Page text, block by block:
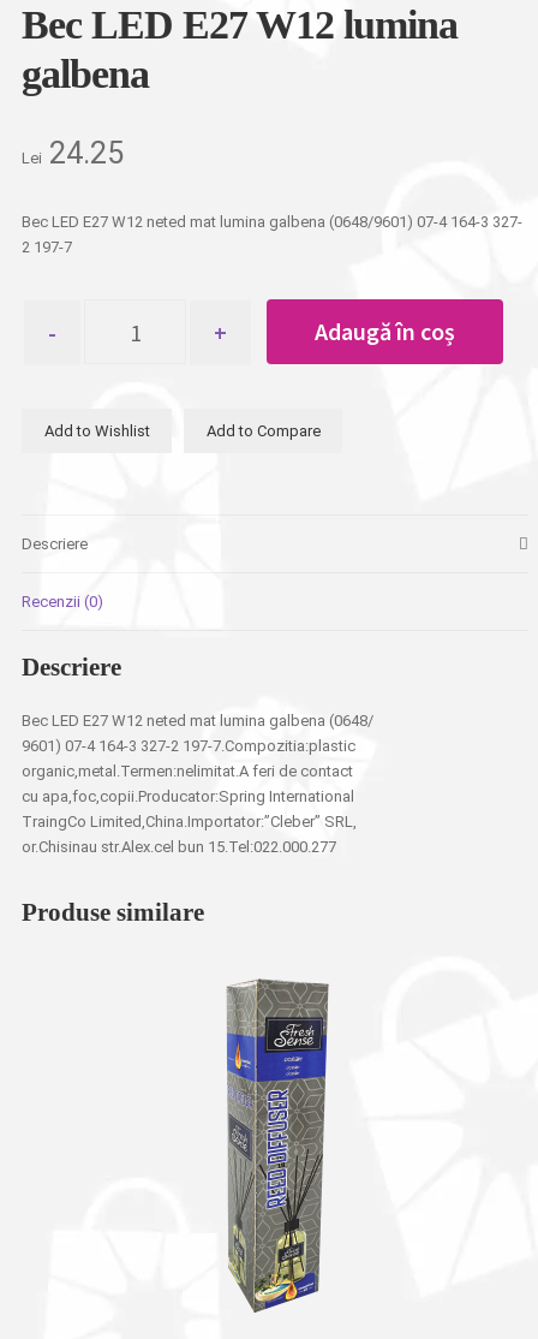
Bec LED E27 W12 lumina
galbena
Lei 24.25
Bec LED E27 W12 neted mat lumina galbena (0648/9601) 07-4 164-3 327-
2 197-7
lumina
Adaugă în coș
Add to Wishlist Add to Compare
Descriere
Recenzii (0)
Descriere
Bec LED E27 W12 neted mat lumina galbena (0648/
9601) 07-4 164-3 327-2 197-7.Compozitia:plastic
organic,metal.Termen:nelimitat.A feri de contact
cu apa,foc,copii.Producator:Spring International
TraingCo Limited,China.Importator:”Cleber” SRL,
or.Chisinau str.Alex.cel bun 15.Tel:022.000.277
Produse similare